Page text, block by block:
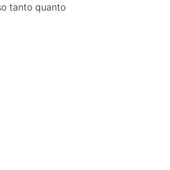
tanto quanto